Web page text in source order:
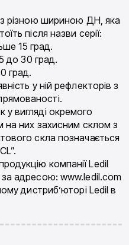
з різною шириною ДН, яка
після назви серії:
15 град.
до 30 град.
град.
у ній рефлекторів з
вигляді окремого
на них захисним склом з
скла позначається
компанії Ledil
адресою: www.ledil.com
дистриб’юторі Ledil в